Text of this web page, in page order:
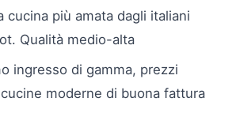
cucina più amata dagli italiani
Qualità medio-alta
ingresso di gamma, prezzi
moderne di buona fattura